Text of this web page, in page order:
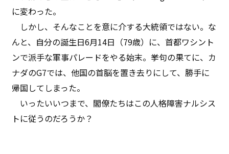
に変わった。
しかし、そんなことを意に介する大統領ではない。な
んと、自分の誕生日6月14日（79歳）に、首都ワシント
ンで派手な軍事パレードをやる始末。挙句の果てに、カ
ナダのG7では、他国の首脳を置き去りにして、勝手に
帰国してしまった。
いったいいつまで、閣僚たちはこの人格障害ナルシス
トに従うのだろうか？